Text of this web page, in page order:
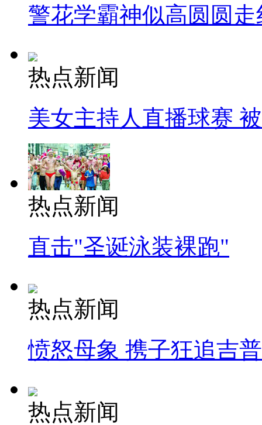
警花学霸神似高圆圆走
热点新闻
美女主持人直播球赛
热点新闻
直击"圣诞泳装裸跑"
热点新闻
愤怒母象 携子狂追吉
热点新闻